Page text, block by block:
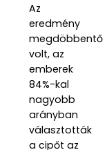
Az
eredmény
megdöbbentő
volt, az
emberek
84%-kal
nagyobb
arányban
választották
a cipőt az